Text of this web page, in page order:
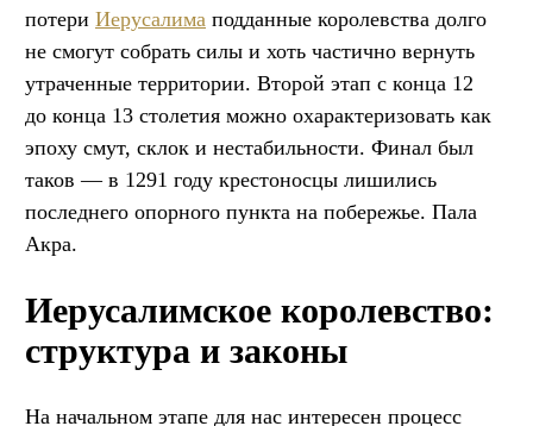
потери Иерусалима подданные королевства долго
не смогут собрать силы и хоть частично вернуть
утраченные территории. Второй этап с конца 12
до конца 13 столетия можно охарактеризовать как
эпоху смут, склок и нестабильности. Финал был
таков — в 1291 году крестоносцы лишились
последнего опорного пункта на побережье. Пала
Акра.
Иерусалимское королевство:
структура и законы
На начальном этапе для нас интересен процесс